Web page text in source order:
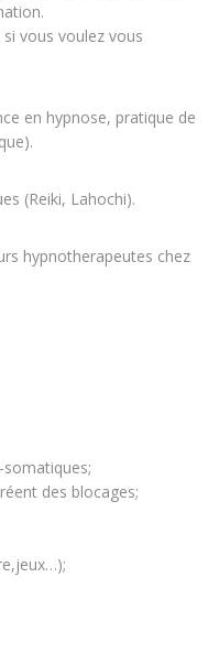
vous voulez vous
en hypnose, pratique de
(Reiki, Lahochi).
hypnotherapeutes chez
des blocages;